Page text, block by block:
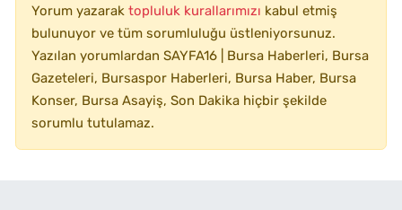
Yorum yazarak topluluk kurallarımızı kabul etmiş
bulunuyor ve tüm sorumluluğu üstleniyorsunuz.
Yazılan yorumlardan SAYFA16 | Bursa Haberleri, Bursa
Gazeteleri, Bursaspor Haberleri, Bursa Haber, Bursa
Konser, Bursa Asayiş, Son Dakika hiçbir şekilde
sorumlu tutulamaz.